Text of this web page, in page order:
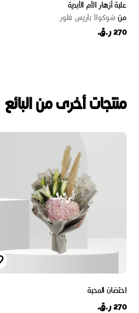
علبة أزهار الأم الأبدية
من شوكولا باريس فلور
270 ر.ق.
منتجات أخرى من البائع
احتضان المحبة
270 ر.ق.